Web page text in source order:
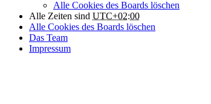
Alle Cookies des Boards löschen
Alle Zeiten sind UTC+02:00
Alle Cookies des Boards löschen
Das Team
Impressum